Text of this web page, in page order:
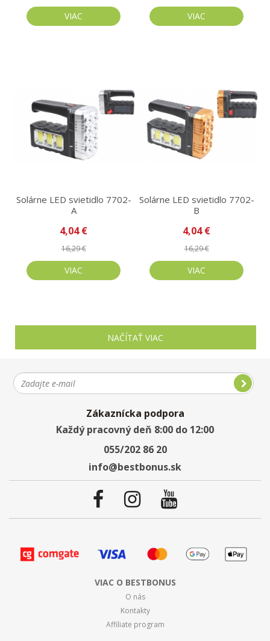
VIAC VIAC
Solárne LED svietidlo 7702-
A
4,04 €
16,29 €
VIAC
Solárne LED svietidlo 7702-
B
4,04 €
16,29 €
VIAC
NAČÍTAŤ VIAC
Zákaznícka podpora
Každý pracovný deň 8:00 do 12:00
055/202 86 20
info@bestbonus.sk
VIAC O BESTBONUS
O nás
Kontakty
Affiliate program